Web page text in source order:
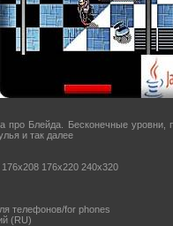
про Блейда. Бесконечные
и так далее
176x220 240x320
телефонов/for phones
(RU)